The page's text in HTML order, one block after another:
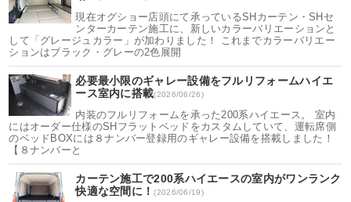
現在オグショー店頭にて承っているSHカーテン・SHセ
ンターカーテン施工に、新しいカラーバリエーションと
して「グレージュカラー」が加わりました！ これまでカラーバリエー
ションはブラック・グレーの2色展開
必要最小限のギャレー設備をフルリフォームハイエ
ース室内に搭載(2026/06/26)
内装のフルリフォームを承った200系ハイエース。 室内
にはオーダー仕様のSHフラットベッドをカスタムしていて、運転席側
のベッドBOXには８ナンバー登録用のギャレー設備を搭載しました！
【８ナンバーと
カーテン施工で200系ハイエースの室内がワンランク
快適な空間に！(2026/06/19)